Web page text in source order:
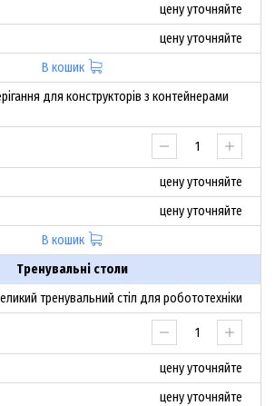
цену уточняйте
цену уточняйте
В кошик
для конструкторів з контейнерами
цену уточняйте
цену уточняйте
В кошик
Тренувальні столи
тренувальний стіл для робототехніки
цену уточняйте
цену уточняйте